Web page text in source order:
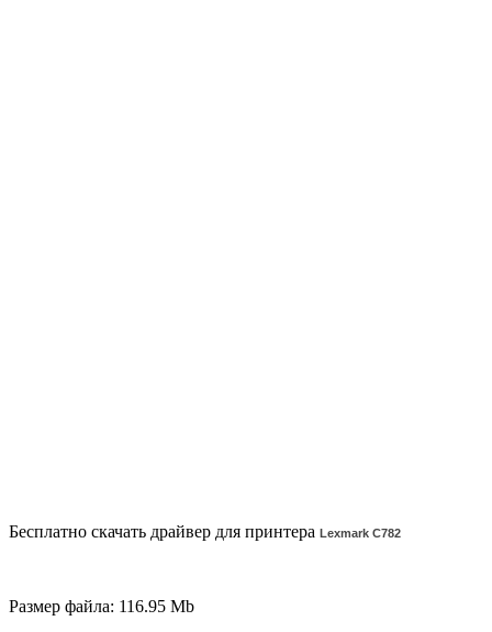
Бесплатно скачать драйвер для принтера Lexmark C782
Размер файла: 116.95 Mb